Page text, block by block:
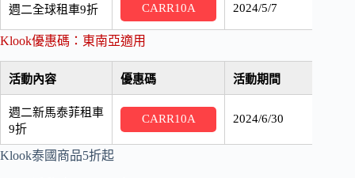
週二全球租車9折 CARR10A 2024/5/7
Klook優惠碼：東南亞適用
活動內容 優惠碼 活動期間
週二新馬泰菲租車
9折
CARR10A 2024/6/30
Klook泰國商品5折起